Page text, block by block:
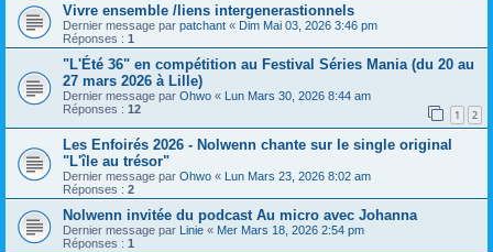
Vivre ensemble /liens intergenerastionnels
Dernier message par patchant « Dim Mai 03, 2026 3:46 pm
Réponses : 1
"L'Été 36" en compétition au Festival Séries Mania (du 20 au
27 mars 2026 à Lille)
Dernier message par Ohwo « Lun Mars 30, 2026 8:44 am
Réponses : 12 1 2
Les Enfoirés 2026 - Nolwenn chante sur le single original
"L'île au trésor"
Dernier message par Ohwo «
Lun Mars 23, 2026 8:02 am
Réponses : 2
Nolwenn invitée du podcast Au micro avec Johanna
Dernier message par Linie « Mer Mars 18, 2026 2:54 pm
Réponses : 1